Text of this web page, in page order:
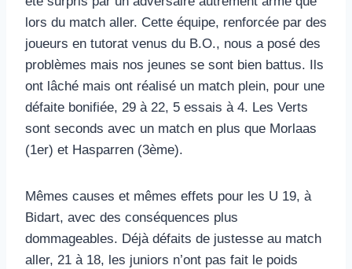
lors du match aller. Cette équipe, renforcée par des
joueurs en tutorat venus du B.O., nous a posé des
problèmes mais nos jeunes se sont bien battus. Ils
ont lâché mais ont réalisé un match plein, pour une
défaite bonifiée, 29 à 22, 5 essais à 4. Les Verts
sont seconds avec un match en plus que Morlaas
(1er) et Hasparren (3ème).
Mêmes causes et mêmes effets pour les U 19, à
Bidart, avec des conséquences plus
dommageables. Déjà défaits de justesse au match
aller, 21 à 18, les juniors n’ont pas fait le poids